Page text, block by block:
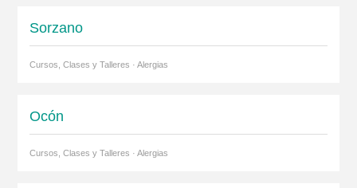
Sorzano
Cursos, Clases y Talleres · Alergias
Ocón
Cursos, Clases y Talleres · Alergias